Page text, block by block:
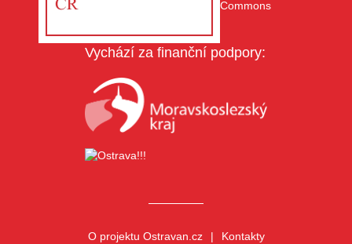
Vychází za finanční podpory:
O projektu Ostravan.cz Kontakty